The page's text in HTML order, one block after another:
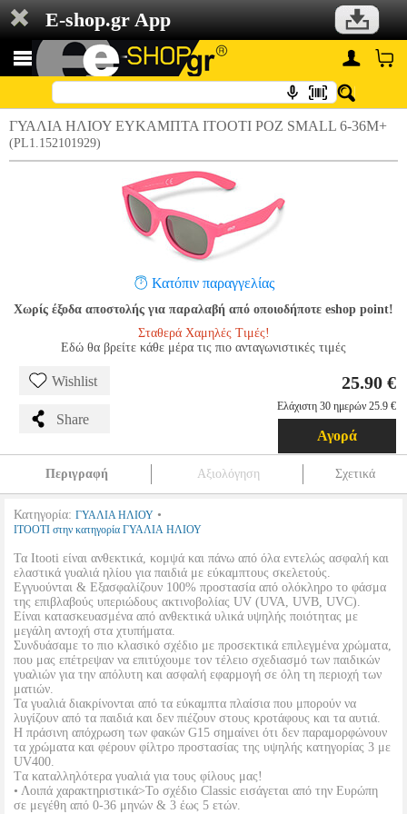
E-shop.gr App
ΓΥΑΛΙΑ ΗΛΙΟΥ ΕΥΚΑΜΠΤΑ ITOOTI ΡΟΖ SMALL 6-36Μ+
(PL1.152101929)
Κατόπιν παραγγελίας
Χωρίς έξοδα αποστολής για παραλαβή από οποιοδήποτε eshop point!
Σταθερά Χαμηλές Τιμές!
Εδώ θα βρείτε κάθε μέρα τις πιο ανταγωνιστικές τιμές
Wishlist
Share
25.90 €
Ελάχιστη 30 ημερών 25.9 €
Αγορά
Περιγραφή Αξιολόγηση Σχετικά
Κατηγορία: ΓΥΑΛΙΑ ΗΛΙΟΥ •
ITOOTI στην κατηγορία ΓΥΑΛΙΑ ΗΛΙΟΥ
Τα Itooti είναι ανθεκτικά, κομψά και πάνω από όλα εντελώς ασφαλή και
ελαστικά γυαλιά ηλίου για παιδιά με εύκαμπτους σκελετούς.
Εγγυούνται & Εξασφαλίζουν 100% προστασία από ολόκληρο το φάσμα
της επιβλαβούς υπεριώδους ακτινοβολίας UV (UVA, UVB, UVC).
Είναι κατασκευασμένα από ανθεκτικά υλικά υψηλής ποιότητας με
μεγάλη αντοχή στα χτυπήματα.
Συνδυάσαμε το πιο κλασικό σχέδιο με προσεκτικά επιλεγμένα χρώματα,
που μας επέτρεψαν να επιτύχουμε τον τέλειο σχεδιασμό των παιδικών
γυαλιών για την απόλυτη και ασφαλή εφαρμογή σε όλη τη περιοχή των
ματιών.
Τα γυαλιά διακρίνονται από τα εύκαμπτα πλαίσια που μπορούν να
λυγίζουν από τα παιδιά και δεν πιέζουν στους κροτάφους και τα αυτιά.
Η πράσινη απόχρωση των φακών G15 σημαίνει ότι δεν παραμορφώνουν
τα χρώματα και φέρουν φίλτρο προστασίας της υψηλής κατηγορίας 3 με
UV400.
Tα καταλληλότερα γυαλιά για τους φίλους μας!
• Λοιπά χαρακτηριστικά>Το σχέδιο Classic εισάγεται από την Ευρώπη
σε μεγέθη από 0-36 μηνών & 3 έως 5 ετών.